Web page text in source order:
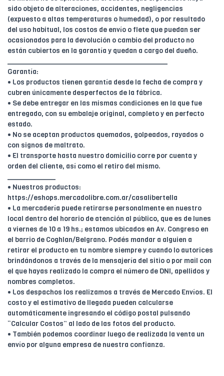
sido objeto de alteraciones, accidentes, negligencias
(expuesto a altas temperaturas o humedad), o por resultado
del uso habitual, los costos de envío o flete que puedan ser
ocasionados para la devolución o cambio del producto no
están cubiertos en la garantía y quedan a cargo del dueño.
________________________________________
Garantía:
• Los productos tienen garantía desde la fecha de compra y
cubren únicamente desperfectos de la fábrica.
• Se debe entregar en las mismas condiciones en la que fue
entregado, con su embalaje original, completo y en perfecto
estado.
• No se aceptan productos quemados, golpeados, rayados o
con signos de maltrato.
• El transporte hasta nuestro domicilio corre por cuenta y
orden del cliente, así como el retiro del mismo.
____________
• Nuestros productos:
https://eshops.mercadolibre.com.ar/casalibertella
• La mercadería puede retirarse personalmente en nuestro
local dentro del horario de atención al público, que es de lunes
a viernes de 10 a 19 hs.; estamos ubicados en Av. Congreso en
el barrio de Coghlan/Belgrano. Podés mandar a alguien a
retirar el producto en tu nombre siempre y cuando lo autorices
brindándonos a través de la mensajería del sitio o por mail con
el que hayas realizado la compra el número de DNI, apellidos y
nombres completos.
• Los despachos los realizamos a través de Mercado Envíos. El
costo y el estimativo de llegada pueden calcularse
automáticamente ingresando el código postal pulsando
“Calcular Costos” al lado de las fotos del producto.
• También podemos coordinar luego de realizada la venta un
envío por alguna empresa de nuestra confianza.